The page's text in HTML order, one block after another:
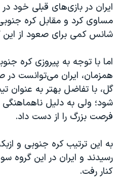
دادگاه حمید نوری
چهل سال گروگان‌گیری
اعتراضات مردمی آبان ۹۸
اسرائیل در جنگ
نرگس محمدی برنده جایزه نوبل
همایش محافظه‌کاران آمریکا
صفحه‌های ویژه
سفر پرزیدنت ترامپ به چین
ایران در بازی‌های قبلی خود در
مساوی کرد و مقابل کره
شانس کمی برای صعود از این
اما با توجه به پیروزی کره
همزمان، ایران می‌توانست
گل، با تفاضل بهتر به عنوان
شود؛ ولی به دلیل ناهماهنگی
فرصت بزرگ را از دست داد.
به این ترتیب کره جنوبی و
رسیدند و ایران در این گروه
کنار رفت.